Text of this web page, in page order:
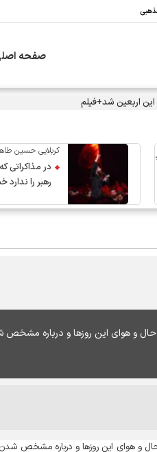
صفحه
این اربعین شد+فیلم
کربلایی حسین
در مذاکراتی
رهبر را
حال و هوای این روزها و درباره
و هوای این روزها و درباره مشخص